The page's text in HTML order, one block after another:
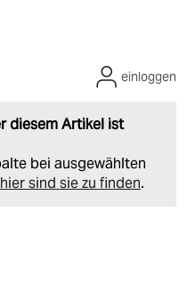
diesem Artikel ist
bei ausgewählten
hier sind sie zu finden.
einloggen